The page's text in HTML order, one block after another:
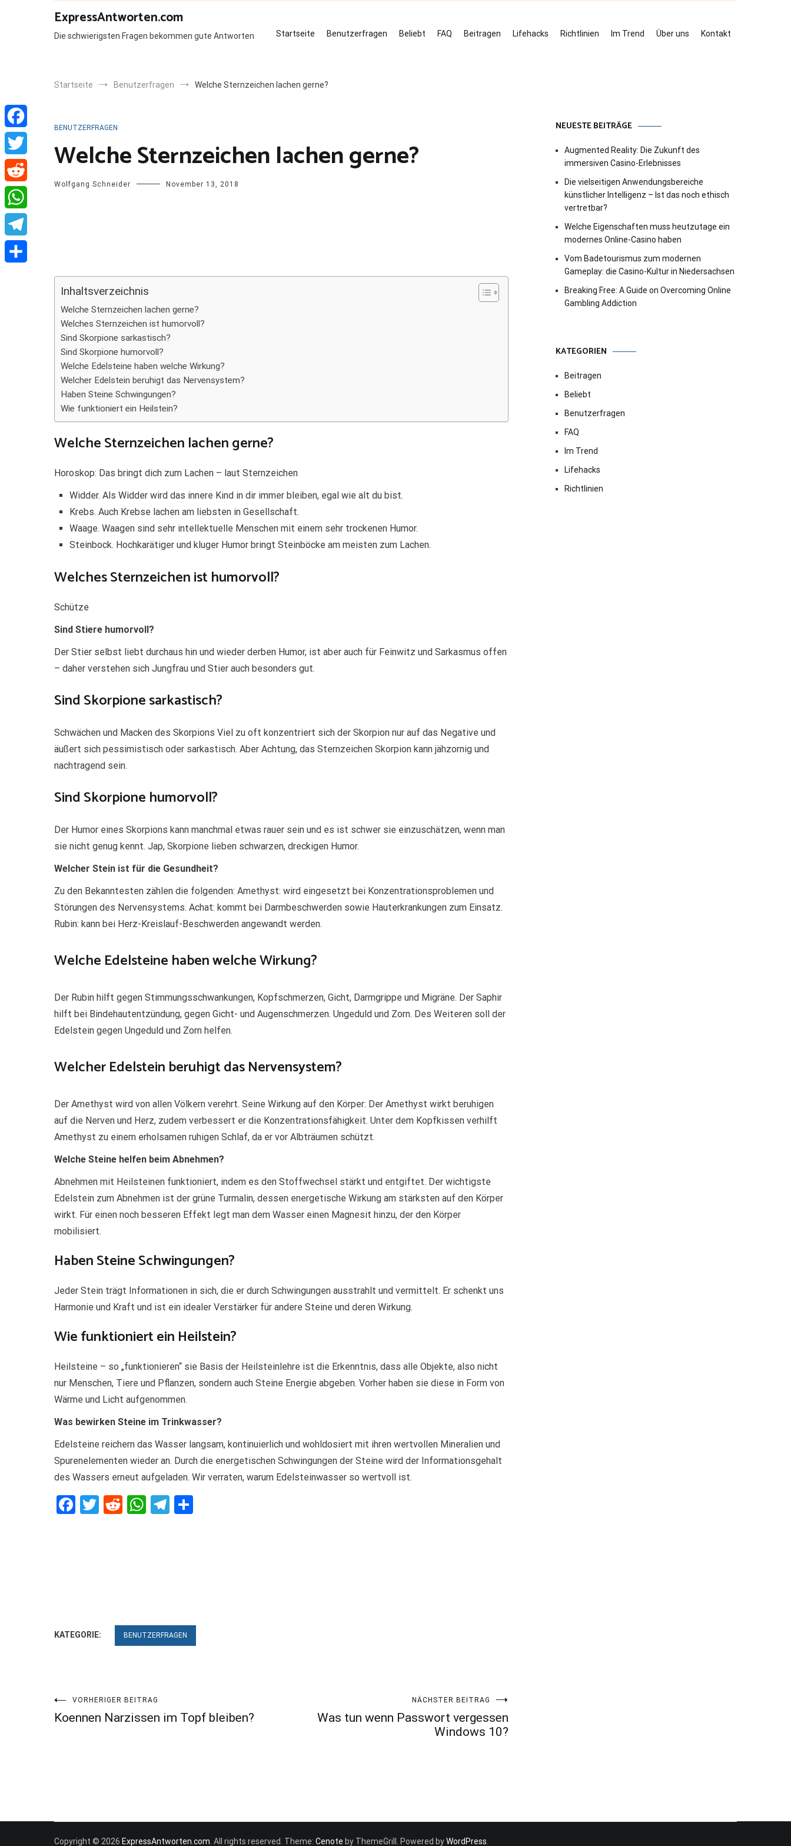
ExpressAntworten.com
Die schwierigsten Fragen bekommen gute Antworten Startseite Benutzerfragen Beliebt FAQ Beitragen Lifehacks Richtlinien Im Trend Über uns Kontakt
Startseite Benutzerfragen Welche Sternzeichen lachen gerne?
BENUTZERFRAGEN
Welche Sternzeichen lachen gerne?
Wolfgang Schneider November 13, 2018
Inhaltsverzeichnis
Welche Sternzeichen lachen gerne?
Welches Sternzeichen ist humorvoll?
Sind Skorpione sarkastisch?
Sind Skorpione humorvoll?
Welche Edelsteine haben welche Wirkung?
Welcher Edelstein beruhigt das Nervensystem?
Haben Steine Schwingungen?
Wie funktioniert ein Heilstein?
Welche Sternzeichen lachen gerne?
Horoskop: Das bringt dich zum Lachen – laut Sternzeichen
Widder. Als Widder wird das innere Kind in dir immer bleiben, egal wie alt du bist.
Krebs. Auch Krebse lachen am liebsten in Gesellschaft.
Waage. Waagen sind sehr intellektuelle Menschen mit einem sehr trockenen Humor.
Steinbock. Hochkarätiger und kluger Humor bringt Steinböcke am meisten zum Lachen.
Welches Sternzeichen ist humorvoll?
Schütze
Sind Stiere humorvoll?
Der Stier selbst liebt durchaus hin und wieder derben Humor, ist aber auch für Feinwitz und Sarkasmus offen
– daher verstehen sich Jungfrau und Stier auch besonders gut.
Sind Skorpione sarkastisch?
Schwächen und Macken des Skorpions Viel zu oft konzentriert sich der Skorpion nur auf das Negative und
äußert sich pessimistisch oder sarkastisch. Aber Achtung, das Sternzeichen Skorpion kann jähzornig und
nachtragend sein.
Sind Skorpione humorvoll?
Der Humor eines Skorpions kann manchmal etwas rauer sein und es ist schwer sie einzuschätzen, wenn man
sie nicht genug kennt. Jap, Skorpione lieben schwarzen, dreckigen Humor.
Welcher Stein ist für die Gesundheit?
Zu den Bekanntesten zählen die folgenden: Amethyst: wird eingesetzt bei Konzentrationsproblemen und
Störungen des Nervensystems. Achat: kommt bei Darmbeschwerden sowie Hauterkrankungen zum Einsatz.
Rubin: kann bei Herz-Kreislauf-Beschwerden angewandt werden.
Welche Edelsteine haben welche Wirkung?
Der Rubin hilft gegen Stimmungsschwankungen, Kopfschmerzen, Gicht, Darmgrippe und Migräne. Der Saphir
hilft bei Bindehautentzündung, gegen Gicht- und Augenschmerzen. Ungeduld und Zorn. Des Weiteren soll der
Edelstein gegen Ungeduld und Zorn helfen.
Welcher Edelstein beruhigt das Nervensystem?
Der Amethyst wird von allen Völkern verehrt. Seine Wirkung auf den Körper: Der Amethyst wirkt beruhigen
auf die Nerven und Herz, zudem verbessert er die Konzentrationsfähigkeit. Unter dem Kopfkissen verhilft
Amethyst zu einem erholsamen ruhigen Schlaf, da er vor Albträumen schützt.
Welche Steine helfen beim Abnehmen?
Abnehmen mit Heilsteinen funktioniert, indem es den Stoffwechsel stärkt und entgiftet. Der wichtigste
Edelstein zum Abnehmen ist der grüne Turmalin, dessen energetische Wirkung am stärksten auf den Körper
wirkt. Für einen noch besseren Effekt legt man dem Wasser einen Magnesit hinzu, der den Körper
mobilisiert.
Haben Steine Schwingungen?
Jeder Stein trägt Informationen in sich, die er durch Schwingungen ausstrahlt und vermittelt. Er schenkt uns
Harmonie und Kraft und ist ein idealer Verstärker für andere Steine und deren Wirkung.
Wie funktioniert ein Heilstein?
Heilsteine – so „funktionieren“ sie Basis der Heilsteinlehre ist die Erkenntnis, dass alle Objekte, also nicht
nur Menschen, Tiere und Pflanzen, sondern auch Steine Energie abgeben. Vorher haben sie diese in Form von
Wärme und Licht aufgenommen.
Was bewirken Steine im Trinkwasser?
Edelsteine reichern das Wasser langsam, kontinuierlich und wohldosiert mit ihren wertvollen Mineralien und
Spurenelementen wieder an. Durch die energetischen Schwingungen der Steine wird der Informationsgehalt
des Wassers erneut aufgeladen. Wir verraten, warum Edelsteinwasser so wertvoll ist.
Facebook
Twitter
RedditWhatsApp
Telegram
KATEGORIE: BENUTZERFRAGEN
Beitragsnavigation
VORHERIGER BEITRAG
Koennen Narzissen im Topf bleiben?
NÄCHSTER BEITRAG
Was tun wenn Passwort vergessen
Windows 10?
NEUESTE BEITRÄGE
Augmented Reality: Die Zukunft des
immersiven Casino-Erlebnisses
Die vielseitigen Anwendungsbereiche
künstlicher Intelligenz – Ist das noch ethisch
vertretbar?
Welche Eigenschaften muss heutzutage ein
modernes Online-Casino haben
Vom Badetourismus zum modernen
Gameplay: die Casino-Kultur in Niedersachsen
Breaking Free: A Guide on Overcoming Online
Gambling Addiction
KATEGORIEN
Beitragen
Beliebt
Benutzerfragen
FAQ
Im Trend
Lifehacks
Richtlinien
Copyright © 2026 ExpressAntworten.com . All rights reserved. Theme: Cenote by ThemeGrill. Powered byWordPress
Facebook
Twitter
Reddit
WhatsApp
Telegram